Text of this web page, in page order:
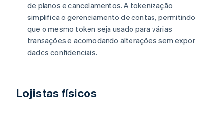
de planos e cancelamentos. A tokenização
simplifica o gerenciamento de contas, permitindo
que o mesmo token seja usado para várias
transações e acomodando alterações sem expor
dados confidenciais.
Lojistas físicos